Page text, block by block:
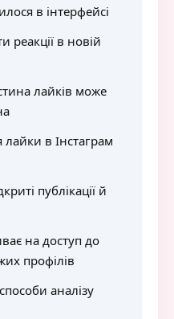
в інтерфейсі
реакції в новій
лайків може
в Інстаграм
публікації й
на доступ до
профілів
аналізу